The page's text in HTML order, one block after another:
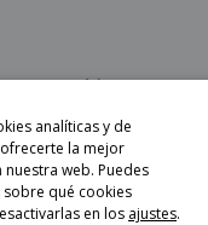
analíticas y de
la mejor
nuestra web. Puedes
qué cookies
en los ajustes.